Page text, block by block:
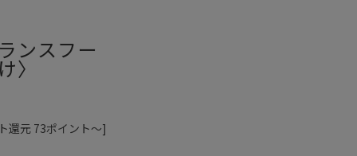
ンスフー
〉
還元 73ポイント～]